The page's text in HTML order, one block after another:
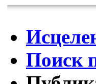
Поиск